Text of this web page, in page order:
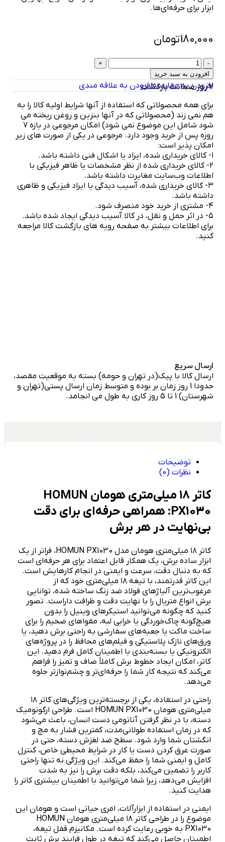
ابزار برای حرفه‌ای‌ها.
180,000تومان
افزودن به سبد خرید
افزودن به مقایسهافزودن به علاقه مندی
7 روز ضمانت بازگشت
برای همه محصولاتی که استفاده از آنها شرایط اولیه کالا را به
هم نمی زند (محصولاتی که در آنها بنزین و روغن ریخته می
شود شامل این موضوع نمی شود) امکان مرجوعی در بازه 7
روزه پس از خرید وجود دارد. مرجوعی در یکی از صورت های زیر
امکان پذیر است:
۱- کالای خریداری شده، ایراد یا اشکال فنی داشته باشد.
۲- کالای خریداری شده از نظر مشخصات یا ظاهر فیزیکی با
اطلاعات وب‌سایت مغایرت داشته باشد.
۳- کالای خریداری شده، آسیب دیدگی یا ایراد فیزیکی و ظاهری
داشته باشد.
۴- مشتری از خرید خود منصرف شود.
۵- در اثر حمل و نقل، در کالا آسیب دیدگی ایجاد شده باشد.
برای اطلاعات بیشتر به صفحه رویه های بازگشت کالا مراجعه
کنید.
ارسال سریع
ارسال کالا با پیک(در تهران و حومه) بسته به موقعیت مقصد،
حدودا 1 روز زمان بر بوده و متوسط زمان ارسال پستی(تهران و
شهرستان) 1 تا 5 روز کاری به طول می انجامد.
توضیحات
نظرات (0)
کاتر۱۸میلی‌متری هومان HOMUN
PX1030: همراهی حرفه‌ای برای دقت
بی‌نهایت در هر برش
کاتر ۱۸ میلی‌متری هومان مدل HOMUN PX1030، فراتر از یک
ابزار ساده برش، یک همکار قابل اعتماد برای هر حرفه‌ای است
که به دنبال دقت، سرعت و ایمنی در انجام کارهایش است.
این کاتر قدرتمند، با تیغه ۱۸ میلی‌متری خود که از
مرغوب‌ترین آلیاژهای فولاد ضد زنگ ساخته شده، توانایی
برش انواع متریال را با نهایت دقت و ظرافت داراست. تصور
کنید که چگونه می‌توانید استیکرهای وینیل را بدون
هیچ‌گونه چاک‌خوردگی یا خرابی لبه، مقواهای ضخیم را برای
ساخت ماکت یا جعبه‌های سفارشی به راحتی برش دهید، یا
ورق‌های نازک پلاستیکی و فیلم‌های محافظ را در پروژه‌های
الکترونیکی یا بسته‌بندی با اطمینان کامل فرم دهید. این
کاتر، امکان ایجاد خطوط برش کاملاً صاف و تمیز را فراهم
می‌کند که نتیجه کار شما را حرفه‌ای‌تر و چشم‌نوازتر جلوه
می‌دهد.
راحتی در استفاده، یکی از برجسته‌ترین ویژگی‌های کاتر ۱۸
میلی‌متری هومان HOMUN PX1030 است. طراحی ارگونومیک
دسته، با در نظر گرفتن آناتومی دست انسان، باعث می‌شود
که در زمان استفاده طولانی‌مدت، کمترین فشار به مچ و
انگشتان شما وارد شود. سطح ضد لغزش دسته، حتی در
صورت عرق کردن دست یا کار در شرایط محیطی خاص، کنترل
کامل و ایمنی شما را حفظ می‌کند. این ویژگی نه تنها راحتی
کاربر را تضمین می‌کند، بلکه دقت برش را نیز به شدت
افزایش می‌دهد، زیرا شما می‌توانید با اطمینان بیشتری کاتر را
هدایت کنید.
ایمنی در استفاده از ابزارآلات، امری حیاتی است و هومان این
موضوع را در طراحی کاتر ۱۸ میلی‌متری هومان HOMUN
PX1030 به خوبی رعایت کرده است. مکانیزم قفل تیغه،
اطمینان حاصل می‌کند که تیغه در طول فرایند برش ثابت